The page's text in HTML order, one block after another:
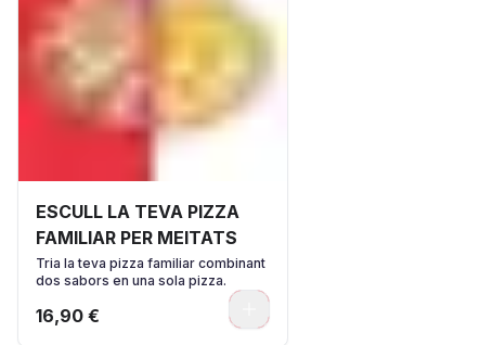
ESCULL LA TEVA PIZZA
FAMILIAR PER MEITATS
Tria la teva pizza familiar combinant
dos sabors en una sola pizza.
16,90 €